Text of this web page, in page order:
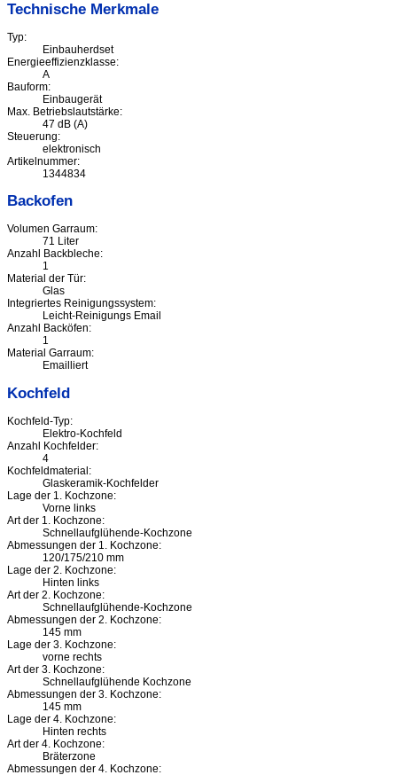
Technische Merkmale
Typ:
Einbauherdset
Energieeffizienzklasse:
A
Bauform:
Einbaugerät
Max. Betriebslautstärke:
47 dB (A)
Steuerung:
elektronisch
Artikelnummer:
1344834
Backofen
Volumen Garraum:
71 Liter
Anzahl Backbleche:
1
Material der Tür:
Glas
Integriertes Reinigungssystem:
Leicht-Reinigungs Email
Anzahl Backöfen:
1
Material Garraum:
Emailliert
Kochfeld
Kochfeld-Typ:
Elektro-Kochfeld
Anzahl Kochfelder:
4
Kochfeldmaterial:
Glaskeramik-Kochfelder
Lage der 1. Kochzone:
Vorne links
Art der 1. Kochzone:
Schnellaufglühende-Kochzone
Abmessungen der 1. Kochzone:
120/175/210 mm
Lage der 2. Kochzone:
Hinten links
Art der 2. Kochzone:
Schnellaufglühende-Kochzone
Abmessungen der 2. Kochzone:
145 mm
Lage der 3. Kochzone:
vorne rechts
Art der 3. Kochzone:
Schnellaufglühende Kochzone
Abmessungen der 3. Kochzone:
145 mm
Lage der 4. Kochzone:
Hinten rechts
Art der 4. Kochzone:
Bräterzone
Abmessungen der 4. Kochzone: